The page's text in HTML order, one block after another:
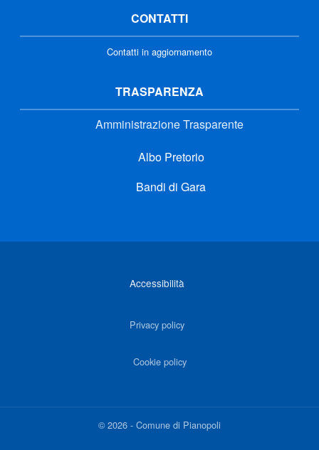
CONTATTI
Contatti in aggiornamento
TRASPARENZA
Amministrazione Trasparente
Albo Pretorio
Bandi di Gara
Accessibilità
Privacy policy
Cookie policy
©2026 - Comune di Pianopoli